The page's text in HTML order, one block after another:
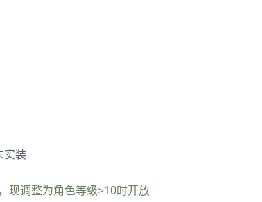
实装
现调整为角色等级≥10时开放